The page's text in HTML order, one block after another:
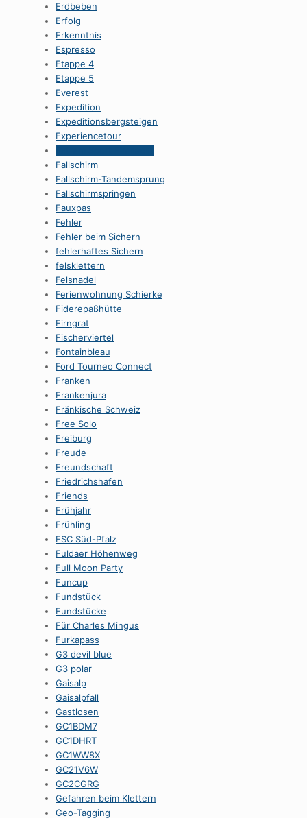
Erdbeben
Erfolg
Erkenntnis
Espresso
Etappe 4
Etappe 5
Everest
Expedition
Expeditionsbergsteigen
Experiencetour
Fallschirm
Fallschirm-Tandemsprung
Fallschirmspringen
Fauxpas
Fehler
Fehler beim Sichern
fehlerhaftes Sichern
felsklettern
Felsnadel
Ferienwohnung Schierke
Fiderepaßhütte
Firngrat
Fischerviertel
Fontainbleau
Ford Tourneo Connect
Franken
Frankenjura
Fränkische Schweiz
Free Solo
Freiburg
Freude
Freundschaft
Friedrichshafen
Friends
Frühjahr
Frühling
FSC Süd-Pfalz
Fuldaer Höhenweg
Full Moon Party
Funcup
Fundstück
Fundstücke
Für Charles Mingus
Furkapass
G3 devil blue
G3 polar
Gaisalp
Gaisalpfall
Gastlosen
GC1BDM7
GC1DHRT
GC1WW8X
GC21V6W
GC2CGRG
Gefahren beim Klettern
Geo-Tagging